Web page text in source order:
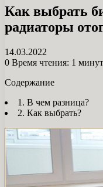
Как выбрать
радиаторы
14.03.2022
0 Время чтения: 1
Содержание
1. В чем разница?
2. Как выбрать?